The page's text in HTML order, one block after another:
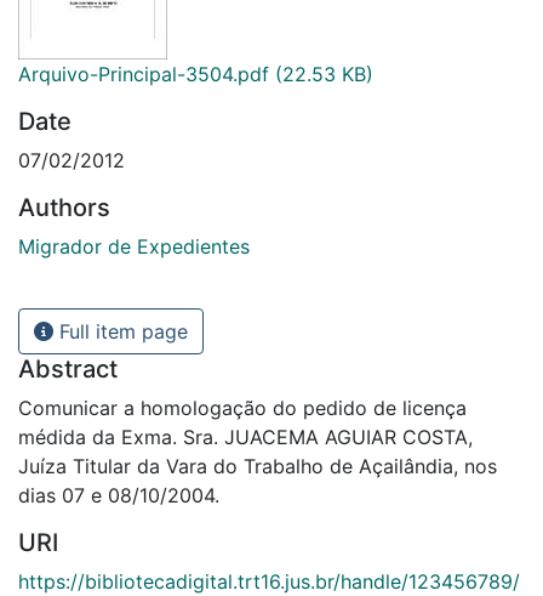
Arquivo-Principal-3504.pdf (22.53 KB)
Date
07/02/2012
Authors
Migrador de Expedientes
Full item page
Abstract
Comunicar a homologação do pedido de licença
médida da Exma. Sra. JUACEMA AGUIAR COSTA,
Juíza Titular da Vara do Trabalho de Açailândia, nos
dias 07 e 08/10/2004.
URI
https://bibliotecadigital.trt16.jus.br/handle/123456789/